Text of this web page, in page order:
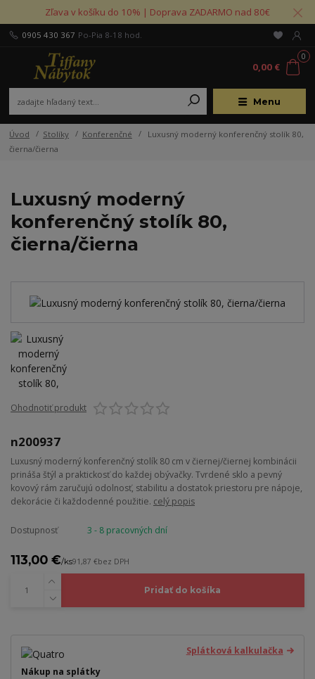
Zľava v košíku do 10% | Doprava ZADARMO nad 80€
Menu
0905 430 367 Po-Pia 8-18 hod.
0
0,00 €
Úvod Stolíky Konferenčné
Luxusný moderný konferenčný stolík 80,
čierna/čierna
Luxusný moderný
konferenčný stolík 80,
čierna/čierna
Ohodnotiť produkt
n200937
Luxusný moderný konferenčný stolík 80 cm v čiernej/čiernej kombinácii
prináša štýl a praktickosť do každej obývačky. Tvrdené sklo a pevný
kovový rám zaručujú odolnosť, stabilitu a dostatok priestoru pre nápoje,
dekorácie či každodenné použitie. celý popis
Dostupnosť 3 - 8 pracovných dní
113,00 €/ks91,87 €bez DPH
Pridať do košíka
Splátková kalkulačka
Nákup na splátky